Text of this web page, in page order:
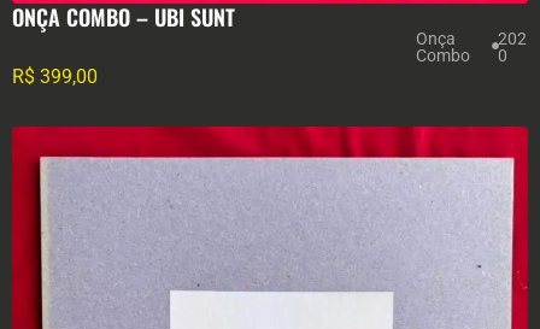
ONÇA COMBO – UBI SUNT
Onça
Combo
202
0
R$ 399,00